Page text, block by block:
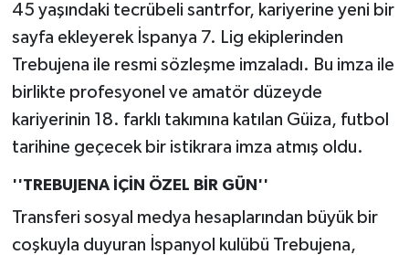
45 yaşındaki tecrübeli santrfor, kariyerine yeni bir
sayfa ekleyerek İspanya 7. Lig ekiplerinden
Trebujena ile resmi sözleşme imzaladı. Bu imza ile
birlikte profesyonel ve amatör düzeyde
kariyerinin 18. farklı takımına katılan Güiza, futbol
tarihine geçecek bir istikrara imza atmış oldu.
''TREBUJENA İÇİN ÖZEL BİR GÜN''
Transferi sosyal medya hesaplarından büyük bir
coşkuyla duyuran İspanyol kulübü Trebujena,